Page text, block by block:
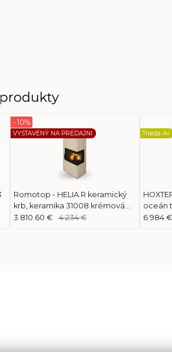
Romotop - HELIA R keramický
krb, keramika 31008 krémová
matná
VYSTAVENÝ NA PREDAJNI
- 10%
3 810.60 € 4 234 €
oceán
Trieda A+
6 984 €